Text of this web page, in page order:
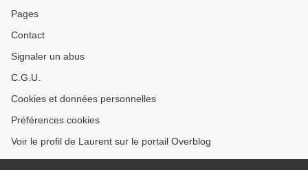
Pages
Contact
Signaler un abus
C.G.U.
Cookies et données personnelles
Préférences cookies
Voir le profil de Laurent sur le portail Overblog